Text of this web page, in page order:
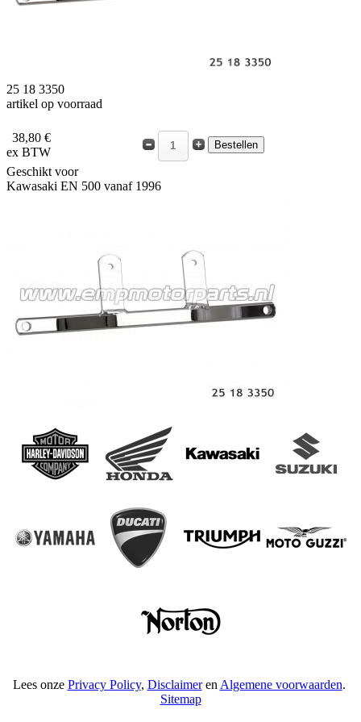
25 18 3350
artikel op voorraad
38,80 €
ex BTW
Geschikt voor
Kawasaki EN 500 vanaf 1996
Lees onze Privacy Policy, Disclaimeren Algemene voorwaarden.
Sitemap